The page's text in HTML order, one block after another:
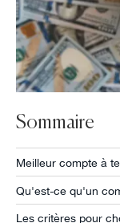
Sommaire
Meilleur compte à
Qu'est-ce qu'un
Les critères pour